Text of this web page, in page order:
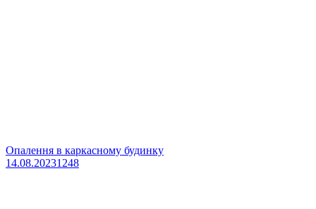
Опалення в каркасному будинку
14.08.20231248